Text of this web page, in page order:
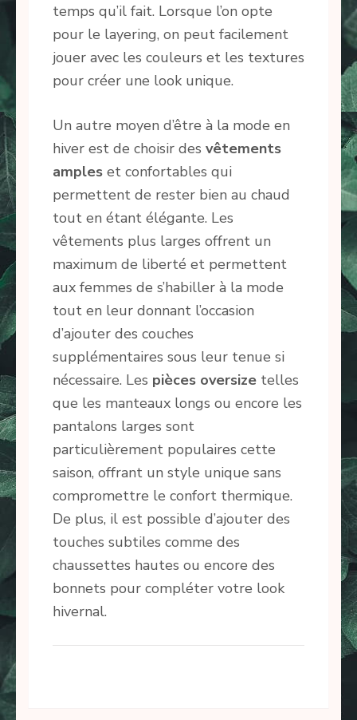
temps qu’il fait. Lorsque l’on opte
pour le layering, on peut facilement
jouer avec les couleurs et les textures
pour créer une look unique.
Un autre moyen d’être à la mode en
hiver est de choisir des vêtements
amples et confortables qui
permettent de rester bien au chaud
tout en étant élégante. Les
vêtements plus larges offrent un
maximum de liberté et permettent
aux femmes de s’habiller à la mode
tout en leur donnant l’occasion
d’ajouter des couches
supplémentaires sous leur tenue si
nécessaire. Les pièces oversize telles
que les manteaux longs ou encore les
pantalons larges sont
particulièrement populaires cette
saison, offrant un style unique sans
compromettre le confort thermique.
De plus, il est possible d’ajouter des
touches subtiles comme des
chaussettes hautes ou encore des
bonnets pour compléter votre look
hivernal.